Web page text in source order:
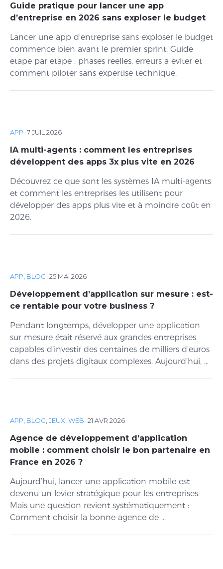
Guide pratique pour lancer une app
d’entreprise en 2026 sans exploser le budget
Lancer une app d'entreprise sans exploser le budget
commence bien avant le premier sprint. Guide
etape par etape : phases reelles, erreurs a eviter et
comment piloter sans expertise technique.
APP ·7 JUIL 2026
IA multi-agents : comment les entreprises
développent des apps 3x plus vite en 2026
Découvrez ce que sont les systèmes IA multi-agents
et comment les entreprises les utilisent pour
développer des apps plus vite et à moindre coût en
2026.
APP BLOG ·25 MAI 2026
Développement d’application sur mesure : est-
ce rentable pour votre business ?
Pendant longtemps, développer une application
sur mesure était réservé aux grandes entreprises
capables d’investir des centaines de milliers d’euros
dans des projets digitaux complexes. Aujourd’hui, ...
APP BLOG JEUX WEB ·21 AVR 2026
Agence de développement d’application
mobile : comment choisir le bon partenaire en
France en 2026 ?
Aujourd’hui, lancer une application mobile est
devenu un levier stratégique pour les entreprises.
Mais une question revient systématiquement :
Comment choisir la bonne agence de ...